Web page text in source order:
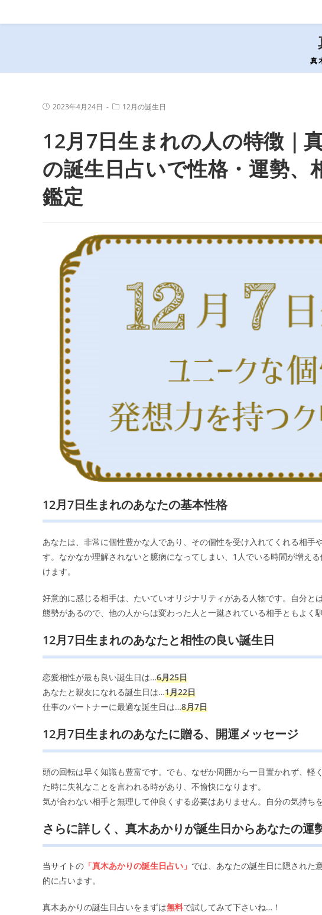
ン
真
投
開
日:
2023年4月24日
投
テ
ゴ
リ
ー:
12月の誕生日
12月7日生まれの人の特徴｜
の誕生日占いで性格・運勢、
鑑定
12月7日生まれのあなたの基本性格
あなたは、非常に個性豊かな人であり、その個性を受け入れてくれる相手
す。なかなか理解されないと臆病になってしまい、1人でいる時間が増え
けます。
好意的に感じる相手は、たいていオリジナリティがある人物です。自分と
態勢があるので、他の人からは変わった人と一蹴されている相手ともよく馴
12月7日生まれのあなたと相性の良い誕生日
恋愛相性が最も良い誕生日は…6月25日
あなたと親友になれる誕生日は…1月22日
仕事のパートナーに最適な誕生日は…8月7日
12月7日生まれのあなたに贈る、開運メッセージ
頭の回転は早く知識も豊富です。でも、なぜか周囲から一目置かれず、軽
た時に失礼なことを言われる時があり、不愉快になります。
気が合わない相手と無理して仲良くする必要はありません。自分の気持ち
さらに詳しく、真木あかりが誕生日からあなたの運
当サイトの 「真木あかりの誕生日占い」 では、あなたの誕生日に隠された
的に占います。
真木あかりの誕生日占いをまずは無料で試してみて下さいね…！